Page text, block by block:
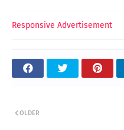
Responsive Advertisement
OLDER